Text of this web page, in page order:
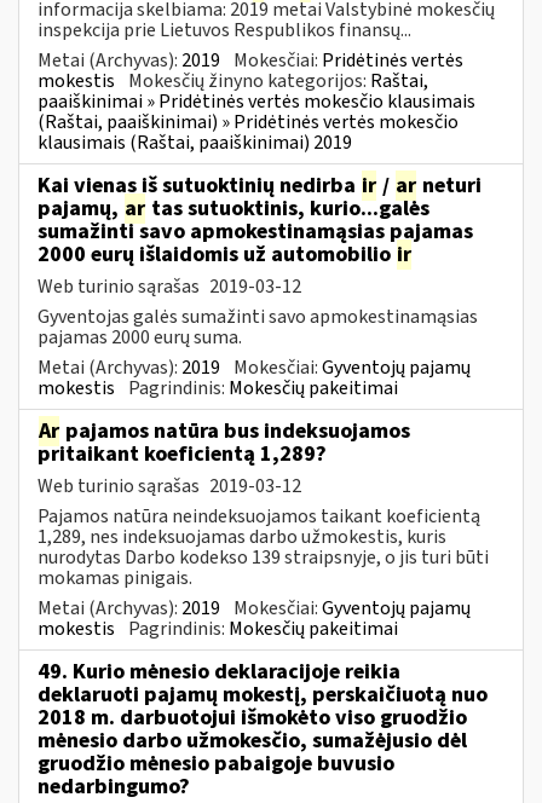
informacija skelbiama: 2019 metai Valstybinė mokesčių
inspekcija prie Lietuvos Respublikos finansų...
Metai (Archyvas): 2019 Mokesčiai: Pridėtinės vertės
mokestis Mokesčių žinyno kategorijos: Raštai,
paaiškinimai » Pridėtinės vertės mokesčio klausimais
(Raštai, paaiškinimai) » Pridėtinės vertės mokesčio
klausimais (Raštai, paaiškinimai) 2019
Kai vienas iš sutuoktinių nedirba ir / ar neturi
pajamų, ar tas sutuoktinis, kurio...galės
sumažinti savo apmokestinamąsias pajamas
2000 eurų išlaidomis už automobilio ir
Web turinio sąrašas 2019-03-12
Gyventojas galės sumažinti savo apmokestinamąsias
pajamas 2000 eurų suma.
Metai (Archyvas): 2019 Mokesčiai:Gyventojų pajamų
mokestis Pagrindinis: Mokesčių pakeitimai
Ar pajamos natūra bus indeksuojamos
pritaikant koeficientą 1,289?
Web turinio sąrašas 2019-03-12
Pajamos natūra neindeksuojamos taikant koeficientą
1,289, nes indeksuojamas darbo užmokestis, kuris
nurodytas Darbo kodekso 139 straipsnyje, o jis turi būti
mokamas pinigais.
Metai (Archyvas): 2019 Mokesčiai:Gyventojų pajamų
mokestis Pagrindinis: Mokesčių pakeitimai
49. Kurio mėnesio deklaracijoje reikia
deklaruoti pajamų mokestį, perskaičiuotą nuo
2018 m. darbuotojui išmokėto viso gruodžio
mėnesio darbo užmokesčio, sumažėjusio dėl
gruodžio mėnesio pabaigoje buvusio
nedarbingumo?